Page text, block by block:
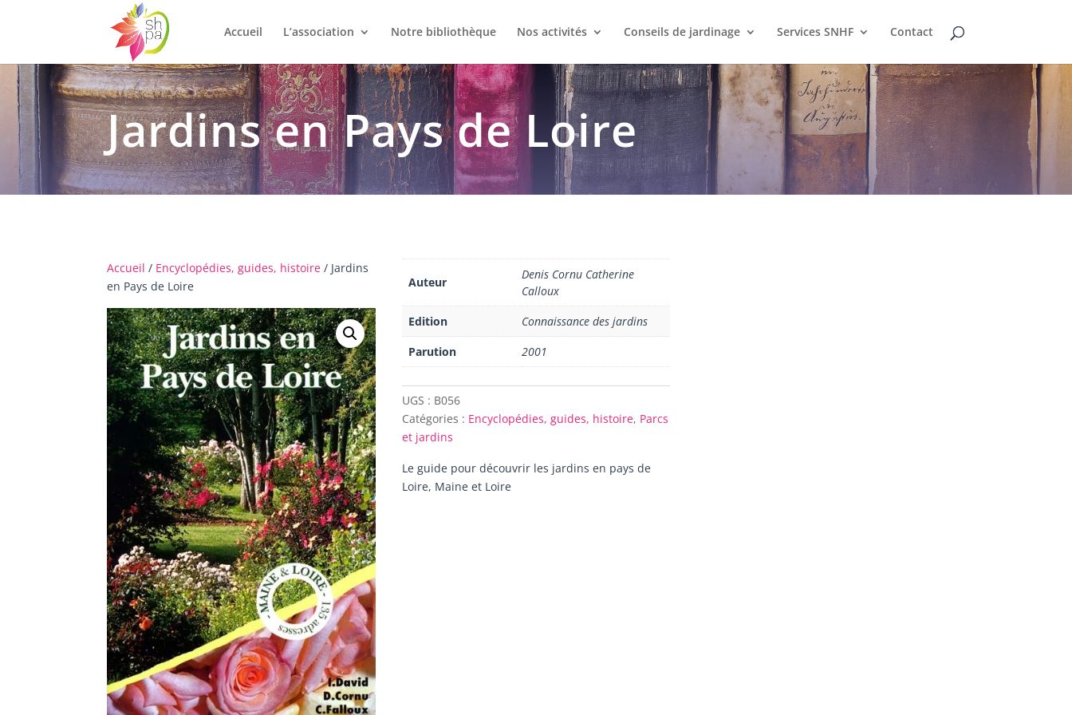
Accueil L’association Notre bibliothèque Nos activités Conseils de jardinage Services SNHF Contact
Jardins en Pays de Loire
Accueil / Encyclopédies, guides, histoire / Jardins
en Pays de Loire
Auteur
Denis Cornu Catherine
Calloux
Edition
Connaissance des jardins
Parution
2001
UGS : B056
Catégories : Encyclopédies, guides, histoire, Parcs
et jardins
Le guide pour découvrir les jardins en pays de
Loire, Maine et Loire